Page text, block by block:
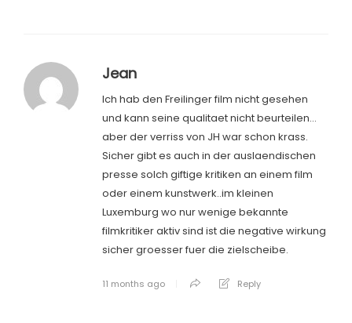
Jean
Ich hab den Freilinger film nicht gesehen
und kann seine qualitaet nicht beurteilen…
aber der verriss von JH war schon krass.
Sicher gibt es auch in der auslaendischen
presse solch giftige kritiken an einem film
oder einem kunstwerk..im kleinen
Luxemburg wo nur wenige bekannte
filmkritiker aktiv sind ist die negative wirkung
sicher groesser fuer die zielscheibe.
11 months ago Reply